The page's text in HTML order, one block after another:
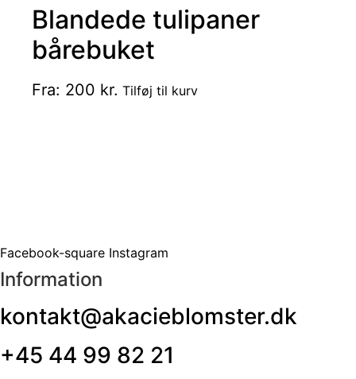
Blandede tulipaner
bårebuket
Fra: 200 kr. Tilføj til kurvDette
Facebook-square Instagram
Information
kontakt@akacieblomster.dk
+45 44 99 82 21